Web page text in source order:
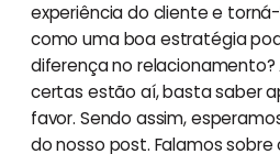
experiência do cliente e
como uma boa estratégia
diferença no
certas estão aí, basta saber
favor. Sendo assim,
do nosso post. Falamos